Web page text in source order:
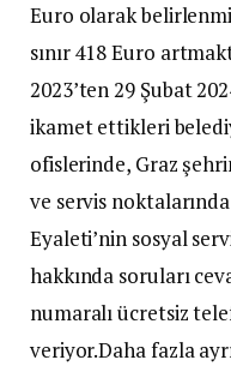
Euro olarak
sınır 418 Euro
2023’ten 29 Şubat
ikamet ettikleri
ofislerinde, Graz
ve servis
Eyaleti’nin sosyal
hakkında soruları
numaralı ücretsiz
veriyor.Daha fazla